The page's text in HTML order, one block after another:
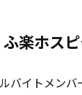
ふ楽ホス
バイトメン